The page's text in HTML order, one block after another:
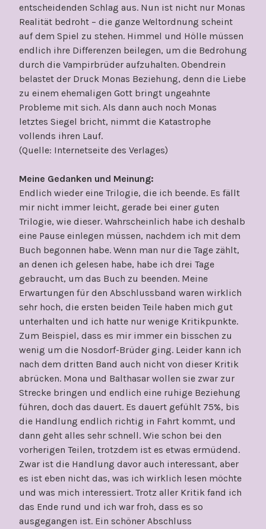
entscheidenden Schlag aus. Nun ist nicht nur Monas
Realität bedroht – die ganze Weltordnung scheint
auf dem Spiel zu stehen. Himmel und Hölle müssen
endlich ihre Differenzen beilegen, um die Bedrohung
durch die Vampirbrüder aufzuhalten. Obendrein
belastet der Druck Monas Beziehung, denn die Liebe
zu einem ehemaligen Gott bringt ungeahnte
Probleme mit sich. Als dann auch noch Monas
letztes Siegel bricht, nimmt die Katastrophe
vollends ihren Lauf.
(Quelle: Internetseite des Verlages)
Meine Gedanken und Meinung:
Endlich wieder eine Trilogie, die ich beende. Es fällt
mir nicht immer leicht, gerade bei einer guten
Trilogie, wie dieser. Wahrscheinlich habe ich deshalb
eine Pause einlegen müssen, nachdem ich mit dem
Buch begonnen habe. Wenn man nur die Tage zählt,
an denen ich gelesen habe, habe ich drei Tage
gebraucht, um das Buch zu beenden. Meine
Erwartungen für den Abschlussband waren wirklich
sehr hoch, die ersten beiden Teile haben mich gut
unterhalten und ich hatte nur wenige Kritikpunkte.
Zum Beispiel, dass es mir immer ein bisschen zu
wenig um die Nosdorf-Brüder ging. Leider kann ich
nach dem dritten Band auch nicht von dieser Kritik
abrücken. Mona und Balthasar wollen sie zwar zur
Strecke bringen und endlich eine ruhige Beziehung
führen, doch das dauert. Es dauert gefühlt 75%, bis
die Handlung endlich richtig in Fahrt kommt, und
dann geht alles sehr schnell. Wie schon bei den
vorherigen Teilen, trotzdem ist es etwas ermüdend.
Zwar ist die Handlung davor auch interessant, aber
es ist eben nicht das, was ich wirklich lesen möchte
und was mich interessiert. Trotz aller Kritik fand ich
das Ende rund und ich war froh, dass es so
ausgegangen ist. Ein schöner Abschluss